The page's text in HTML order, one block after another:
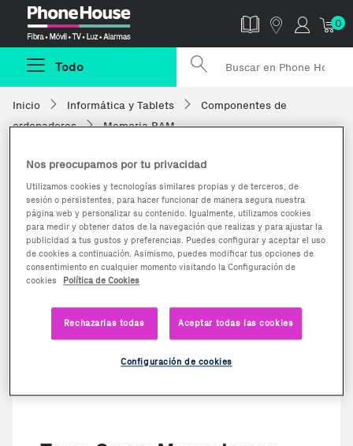
0
Todo
Inicio Informática y Tablets
Componentes de
ordenadores
Memoria RAM
Nos preocupamos por tu privacidad
Utilizamos cookies y tecnologías similares propias y de terceros, de
sesión o persistentes, para hacer funcionar de manera segura nuestra
página web y personalizar su contenido. Igualmente, utilizamos cookies
para medir y obtener datos de la navegación que realizas y para ajustar la
publicidad a tus gustos y preferencias. Puedes configurar y aceptar el uso
de cookies a continuación. Asimismo, puedes modificar tus opciones de
consentimiento en cualquier momento visitando la Configuración de
cookies
Política de Cookies
Rechazarlas todas Aceptar todas las cookies
Configuración de cookies